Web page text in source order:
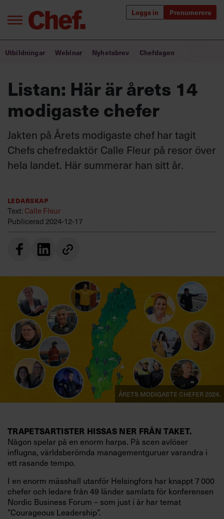
Logga in Prenumerera
Logga in
Prenumerera
Om oss
Kontakta oss
Kundservice
Villkor och policy för
personuppgiftsbehandling
Sök
efter:
Bra ledare förändrar världen
Innehåll från Chef
Utbildning för ledare
Chefakademin+
Populära utbildningar
Utbildningar Webinar Nyhetsbrev Chefdagen
Listan: Här är årets 14
modigaste chefer
Jakten på Årets modigaste chef har tagit
Chefs chefredaktör Calle Fleur på resor över
hela landet. Här summerar han sitt år.
Ledarskap
Text:Calle Fleur
Publicerad 2024-12-17
Årets modigaste chefer 2024.
TRAPETSARTISTER HISSAS NER FRÅN TAKET.
Någon spelar på en enorm harpa. På scen avlöser
influgna, världsberömda managementguruer varandra i
ett rasande tempo.
I en enorm mässhall utanför Helsingfors har knappt 7 000
chefer och ledare från 49 länder samlats för konferensen
Nordic Business Forum – som just i år har temat
”Courageous Leadership”.